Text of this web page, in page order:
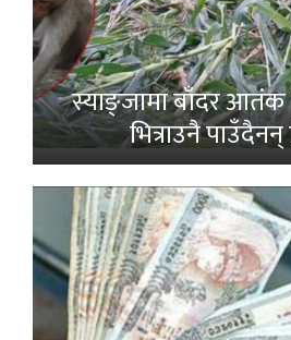
स्याङ्जामा बाँदर आतंक
भित्राउनै